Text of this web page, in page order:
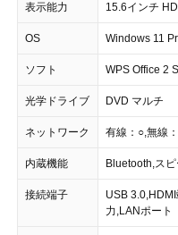
表示能力 15.6インチ
OS Windows 11
ソフト WPS Office 2
光学ドライブ DVD マルチ
ネットワーク 有線：○,無線
内蔵機能 Bluetooth,ス
接続端子
USB
力,LANポート